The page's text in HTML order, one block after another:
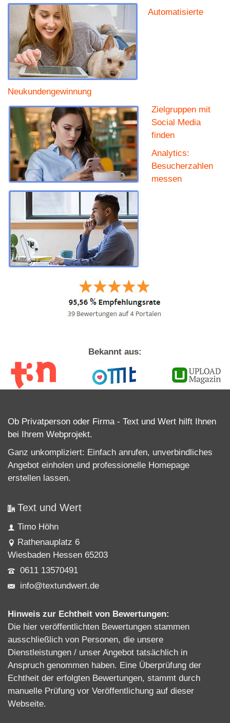
Automatisierte
Neukundengewinnung
Zielgruppen mit
Social Media
finden
Analytics:
Besucherzahlen
messen
Bekannt aus:
Ob Privatperson oder Firma - Text und Wert hilft Ihnen
bei Ihrem Webprojekt.
Ganz unkompliziert: Einfach anrufen, unverbindliches
Angebot einholen und professionelle Homepage
erstellen lassen.
Text und Wert
Timo Höhn
Rathenauplatz 6
Wiesbaden Hessen 65203
0611 13570491
info@textundwert.de
Hinweis zur Echtheit von Bewertungen:
Die hier veröffentlichten Bewertungen stammen
ausschließlich von Personen, die unsere
Dienstleistungen / unser Angebot tatsächlich in
Anspruch genommen haben. Eine Überprüfung der
Echtheit der erfolgten Bewertungen, stammt durch
manuelle Prüfung vor Veröffentlichung auf dieser
Webseite.